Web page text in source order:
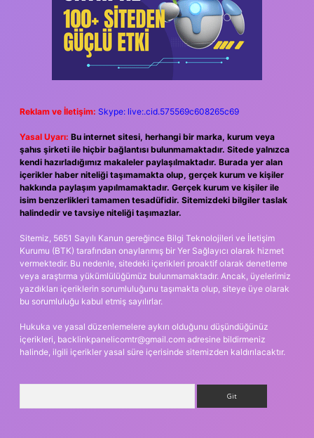
Reklam ve İletişim: Skype: live:.cid.575569c608265c69
Yasal Uyarı: Bu internet sitesi, herhangi bir marka, kurum veya
şahıs şirketi ile hiçbir bağlantısı bulunmamaktadır. Sitede yalnızca
kendi hazırladığımız makaleler paylaşılmaktadır. Burada yer alan
içerikler haber niteliği taşımamakta olup, gerçek kurum ve kişiler
hakkında paylaşım yapılmamaktadır. Gerçek kurum ve kişiler ile
isim benzerlikleri tamamen tesadüfidir. Sitemizdeki bilgiler taslak
halindedir ve tavsiye niteliği taşımazlar.
Sitemiz, 5651 Sayılı Kanun gereğince Bilgi Teknolojileri ve İletişim
Kurumu (BTK) tarafından onaylanmış bir Yer Sağlayıcı olarak hizmet
vermektedir. Bu nedenle, sitedeki içerikleri proaktif olarak denetleme
veya araştırma yükümlülüğümüz bulunmamaktadır. Ancak, üyelerimiz
yazdıkları içeriklerin sorumluluğunu taşımakta olup, siteye üye olarak
bu sorumluluğu kabul etmiş sayılırlar.
Hukuka ve yasal düzenlemelere aykırı olduğunu düşündüğünüz
içerikleri, backlinkpanelicomtr@gmail.com adresine bildirmeniz
halinde, ilgili içerikler yasal süre içerisinde sitemizden kaldırılacaktır.